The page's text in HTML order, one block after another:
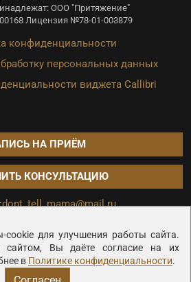
для улучшения работы сайта.
сайтом, Вы даёте согласие на их
в Политике конфиденциальности.
ООО "Притяжение"
Лицензия №78-01-003879
конфиденциальности
персональных данных
виджета Callibri
НА ПРИЁМ
КОНСУЛЬТАЦИЮ
dont_tell_mama@mail.ru